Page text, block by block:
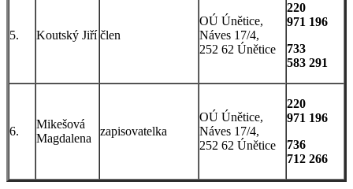
5. Koutský Jiří člen
OÚ Únětice,
Náves 17/4,
252 62 Únětice
220
971 196
733
583 291
6.
Mikešová
Magdalena
zapisovatelka
OÚ Únětice,
Náves 17/4,
252 62 Únětice
220
971 196
736
712 266